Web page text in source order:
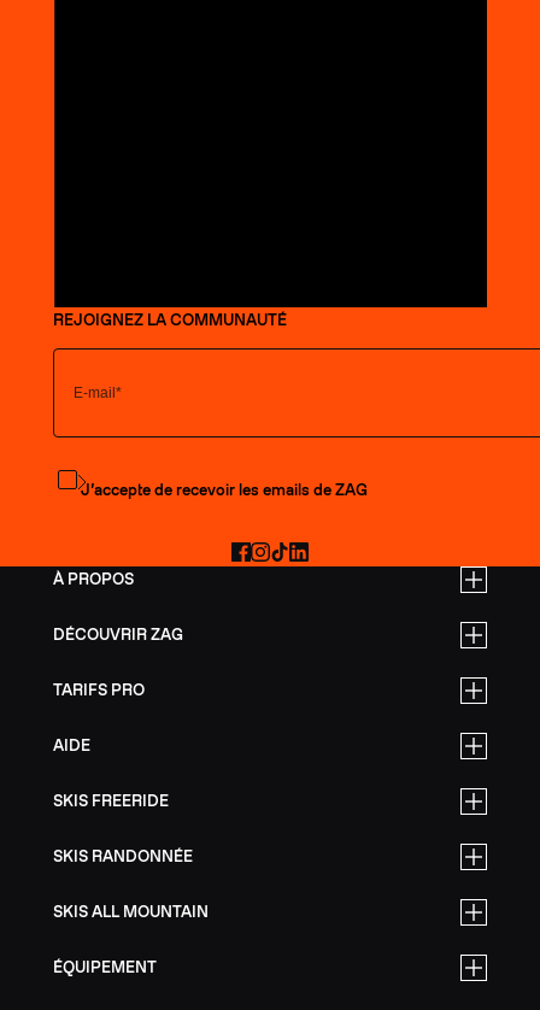
À PROPOS
DÉCOUVRIR ZAG
TARIFS PRO
AIDE
SKIS FREERIDE
SKIS RANDONNÉE
SKIS ALL MOUNTAIN
ÉQUIPEMENT
REJOIGNEZ LA COMMUNAUTÉ
S'abonner à la newsletter
J’accepte de recevoir les emails de ZAG
Facebook
Instagram
TikTokLinkedIn